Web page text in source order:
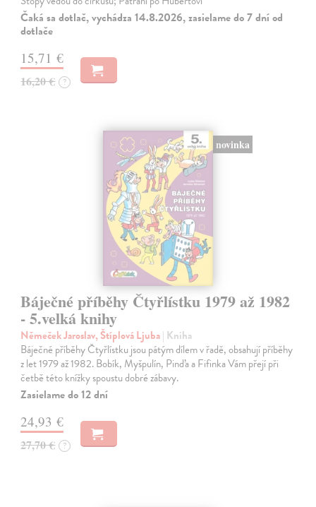
Čaká sa dotlač, vychádza 14.8.2026, zasielame do 7 dní od
dotlače
15,71 €
16,20 € ?
novinka
Báječné příběhy Čtyřlístku 1979 až 1982
- 5.velká knihy
Němeček Jaroslav, Štíplová Ljuba| Kniha
Báječné příběhy Čtyřlístku jsou pátým dílem v řadě, obsahují příběhy
z let 1979 až 1982. Bobík, Myšpulín, Pinďa a Fifinka Vám přejí při
četbě této knížky spoustu dobré zábavy.
Zasielame do 12 dní
24,93 €
27,70 € ?